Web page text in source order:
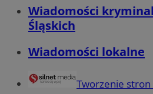
Wiadomości
Śląskich
Wiadomości lokalne
Tworzenie stron